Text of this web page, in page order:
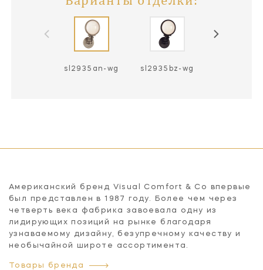
sl2935an-wg sl2935bz-wg
Американский бренд Visual Comfort & Co впервые
был представлен в 1987 году. Более чем через
четверть века фабрика завоевала одну из
лидирующих позиций на рынке благодаря
узнаваемому дизайну, безупречному качеству и
необычайной широте ассортимента.
Товары бренда